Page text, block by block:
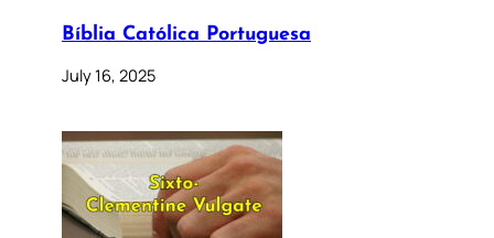
Bíblia Católica Portuguesa
July 16, 2025